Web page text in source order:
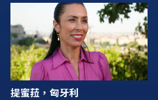
提蜜菈，匈牙利